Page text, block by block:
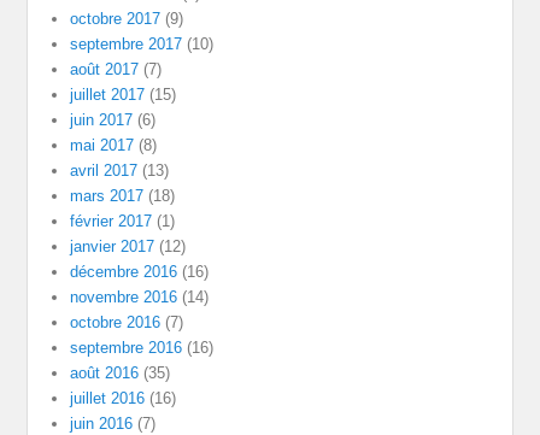
octobre 2017 (9)
septembre 2017 (10)
août 2017 (7)
juillet 2017 (15)
juin 2017 (6)
mai 2017 (8)
avril 2017 (13)
mars 2017 (18)
février 2017 (1)
janvier 2017 (12)
décembre 2016 (16)
novembre 2016 (14)
octobre 2016 (7)
septembre 2016 (16)
août 2016 (35)
juillet 2016 (16)
juin 2016 (7)